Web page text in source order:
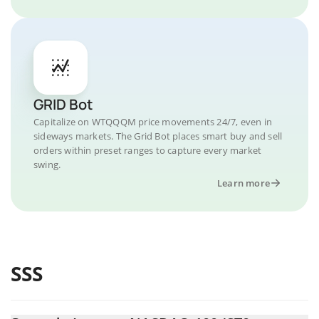
GRID Bot
Capitalize on WTQQQM price movements 24/7, even in
sideways markets. The Grid Bot places smart buy and sell
orders within preset ranges to capture every market
swing.
Learn more
SSS